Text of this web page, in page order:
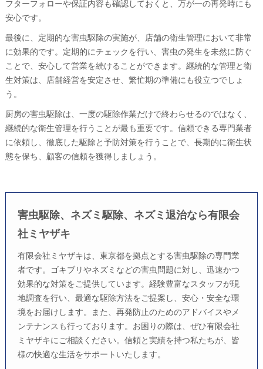
フターフォローや保証内容も確認しておくと、万が一の再発時にも
安心です。
最後に、定期的な害虫駆除の実施が、店舗の衛生管理において非常
に効果的です。定期的にチェックを行い、害虫の発生を未然に防ぐ
ことで、安心して営業を続けることができます。継続的な管理と衛
生対策は、店舗経営を安定させ、繁忙期の準備にも役立つでしょ
う。
厨房の害虫駆除は、一度の駆除作業だけで終わらせるのではなく、
継続的な衛生管理を行うことが最も重要です。信頼できる専門業者
に依頼し、徹底した駆除と予防対策を行うことで、長期的に衛生状
態を保ち、顧客の信頼を獲得しましょう。
害虫駆除、ネズミ駆除、ネズミ退治なら有限会
社ミヤザキ
有限会社ミヤザキは、東京都を拠点とする害虫駆除の専門業
者です。ゴキブリやネズミなどの害虫問題に対し、迅速かつ
効果的な対策をご提供しています。経験豊富なスタッフが現
地調査を行い、最適な駆除方法をご提案し、安心・安全な環
境をお届けします。また、再発防止のためのアドバイスやメ
ンテナンスも行っております。お困りの際は、ぜひ有限会社
ミヤザキにご相談ください。信頼と実績を持つ私たちが、皆
様の快適な生活をサポートいたします。